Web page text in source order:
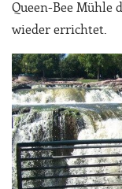
Queen-Bee Mühle
wieder errichtet.